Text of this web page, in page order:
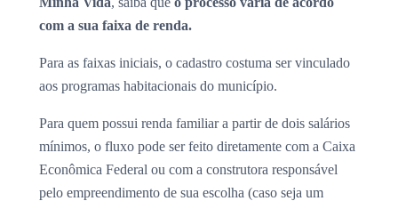
com a sua faixa de renda.
Para as faixas iniciais, o cadastro costuma ser vinculado
aos programas habitacionais do município.
Para quem possui renda familiar a partir de dois salários
mínimos, o fluxo pode ser feito diretamente com a Caixa
Econômica Federal ou com a construtora responsável
pelo empreendimento de sua escolha (caso seja um